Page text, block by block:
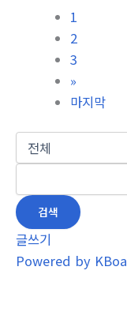
1
2
3
»
마지막
검색
글쓰기
Powered by